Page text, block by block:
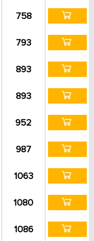
758
793
893
893
952
987
1063
1080
1086